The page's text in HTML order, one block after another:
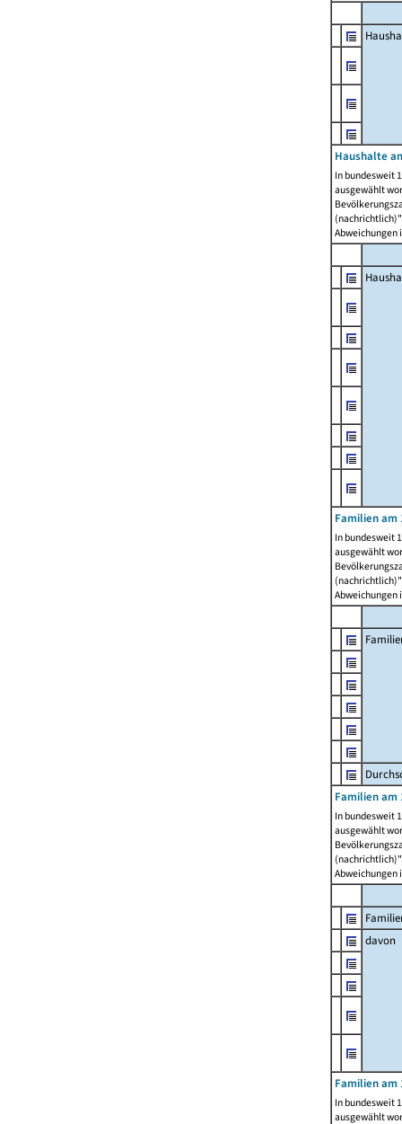
Haushalte
In bundesweit
ausgewählt
Abweichungen
Familien am
In bundesweit
ausgewählt
Abweichungen
Familien am
In bundesweit
ausgewählt
Abweichungen
davon
Familien am
In bundesweit
ausgewählt